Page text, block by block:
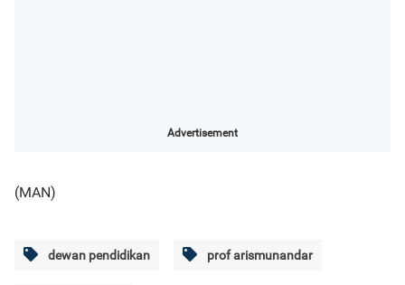
Advertisement
(MAN)
dewan pendidikan prof arismunandar